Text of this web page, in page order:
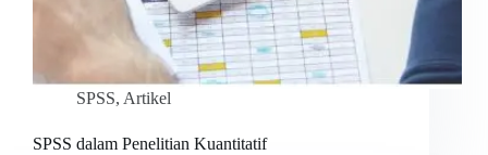
SPSS, Artikel
SPSS dalam Penelitian Kuantitatif